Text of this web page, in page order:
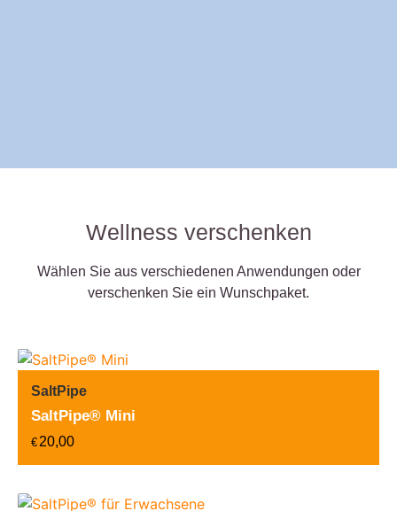
Wellness verschenken
Wählen Sie aus verschiedenen Anwendungen oder
verschenken Sie ein Wunschpaket.
SaltPipe
SaltPipe® Mini
€ 20,00